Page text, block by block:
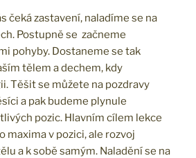
čeká zastavení, naladíme se na
Postupně se začneme
pohyby. Dostaneme se tak
tělem a dechem, kdy
Těšit se můžete na pozdravy
a pak budeme plynule
pozic. Hlavním cílem lekce
maxima v pozici, ale rozvoj
a k sobě samým. Naladění se na